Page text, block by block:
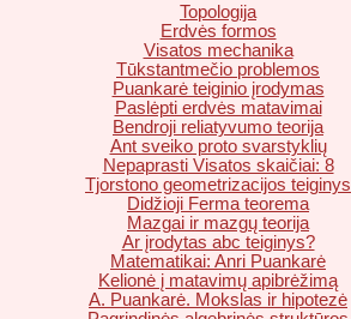
Topologija
Erdvės formos
Visatos mechanika
Tūkstantmečio problemos
Puankarė teiginio įrodymas
Paslėpti erdvės matavimai
Bendroji reliatyvumo teorija
Ant sveiko proto svarstyklių
Nepaprasti Visatos skaičiai: 8
Tjorstono geometrizacijos teiginys
Didžioji Ferma teorema
Mazgai ir mazgų teorija
Ar įrodytas abc teiginys?
Matematikai: Anri Puankarė
Kelionė į matavimų apibrėžimą
A. Puankarė. Mokslas ir hipotezė